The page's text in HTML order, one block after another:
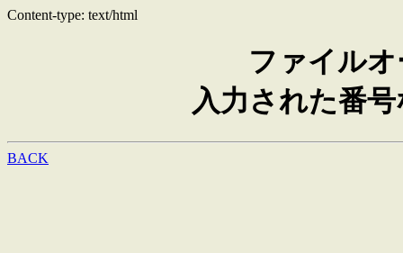
Content-type: text/html
ファイル
入力された番
BACK